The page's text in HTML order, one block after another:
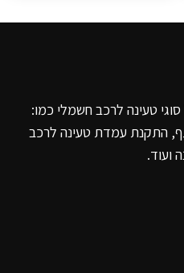
טעינה לרכב חשמלי כמו:
התקנת עמדת טעינה לרכב
ועוד.